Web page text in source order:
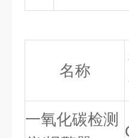
名称
一氧化碳检测